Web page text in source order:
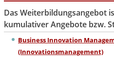
Das Weiterbildungsangebot
kumulativer Angebote bzw.
Business Innovation
(Innovationsmanagement)